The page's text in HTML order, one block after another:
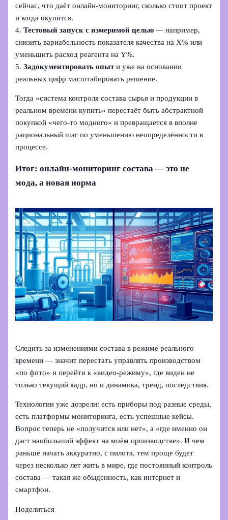
сейчас, что даёт онлайн‑мониторинг, сколько стоит проект
и когда окупится.
4.Тестовый запуск с измеримой целью — например,
снизить вариабельность показателя качества на X% или
уменьшить расход реагента на Y%.
5.Задокументировать опыти уже на основании
реальных цифр масштабировать решение.
Тогда «система контроля состава сырья и продукции в
реальном времени купить» перестаёт быть абстрактной
покупкой «чего‑то модного» и превращается в вполне
рациональный шаг по уменьшению неопределённости в
процессе.
Итог: онлайн‑мониторинг состава — это не
мода, а новая норма
Следить за изменениями состава в режиме реального
времени — значит перестать управлять производством
«по фото» и перейти к «видео‑режиму», где виден не
только текущий кадр, но и динамика, тренд, последствия.
Технологии уже дозрели: есть приборы под разные среды,
есть платформы мониторинга, есть успешные кейсы.
Вопрос теперь не «получится или нет», а «где именно он
даст наибольший эффект на моём производстве». И чем
раньше начать аккуратно, с пилота, тем проще будет
через несколько лет жить в мире, где постоянный контроль
состава — такая же обыденность, как интернет и
смартфон.
Поделиться